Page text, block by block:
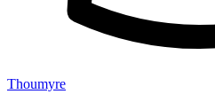
Thoumyre